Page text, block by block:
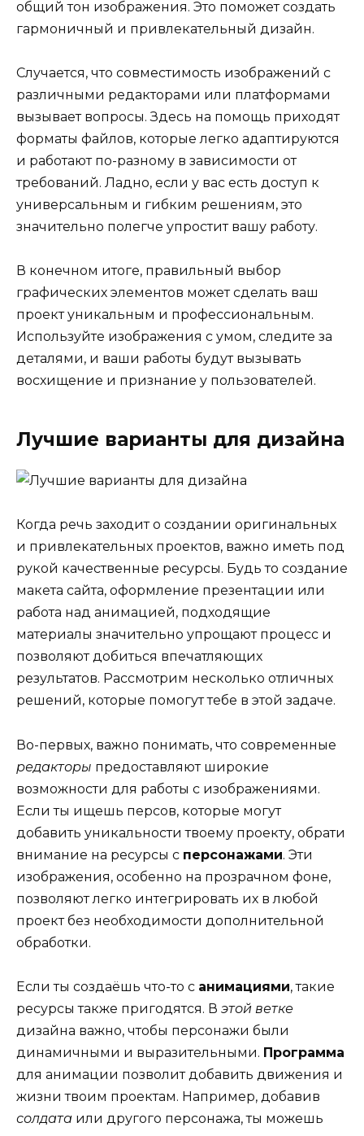
общий тон изображения. Это поможет создать
гармоничный и привлекательный дизайн.
Случается, что совместимость изображений с
различными редакторами или платформами
вызывает вопросы. Здесь на помощь приходят
форматы файлов, которые легко адаптируются
и работают по-разному в зависимости от
требований. Ладно, если у вас есть доступ к
универсальным и гибким решениям, это
значительно полегче упростит вашу работу.
В конечном итоге, правильный выбор
графических элементов может сделать ваш
проект уникальным и профессиональным.
Используйте изображения с умом, следите за
деталями, и ваши работы будут вызывать
восхищение и признание у пользователей.
Лучшие варианты для дизайна
Когда речь заходит о создании оригинальных
и привлекательных проектов, важно иметь под
рукой качественные ресурсы. Будь то создание
макета сайта, оформление презентации или
работа над анимацией, подходящие
материалы значительно упрощают процесс и
позволяют добиться впечатляющих
результатов. Рассмотрим несколько отличных
решений, которые помогут тебе в этой задаче.
Во-первых, важно понимать, что современные
редакторы предоставляют широкие
возможности для работы с изображениями.
Если ты ищешь персов, которые могут
добавить уникальности твоему проекту, обрати
внимание на ресурсы с персонажами. Эти
изображения, особенно на прозрачном фоне,
позволяют легко интегрировать их в любой
проект без необходимости дополнительной
обработки.
Если ты создаёшь что-то с анимациями, такие
ресурсы также пригодятся. В этой ветке
дизайна важно, чтобы персонажи были
динамичными и выразительными. Программа
для анимации позволит добавить движения и
жизни твоим проектам. Например, добавив
солдата или другого персонажа, ты можешь